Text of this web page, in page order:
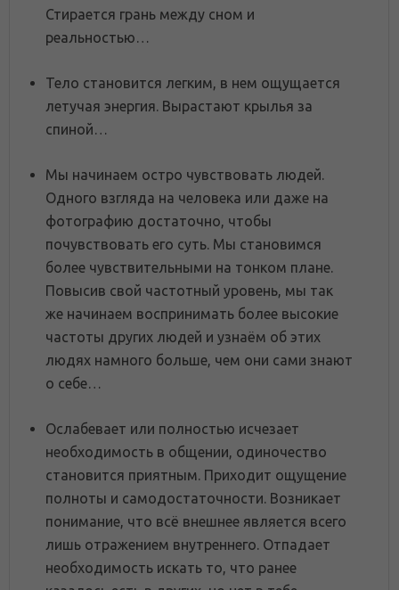
Стирается грань между сном и
реальностью…
Тело становится легким, в нем ощущается
летучая энергия. Вырастают крылья за
спиной…
Мы начинаем остро чувствовать людей.
Одного взгляда на человека или даже на
фотографию достаточно, чтобы
почувствовать его суть. Мы становимся
более чувствительными на тонком плане.
Повысив свой частотный уровень, мы так
же начинаем воспринимать более высокие
частоты других людей и узнаём об этих
людях намного больше, чем они сами знают
о себе…
Ослабевает или полностью исчезает
необходимость в общении, одиночество
становится приятным. Приходит ощущение
полноты и самодостаточности. Возникает
понимание, что всё внешнее является всего
лишь отражением внутреннего. Отпадает
необходимость искать то, что ранее